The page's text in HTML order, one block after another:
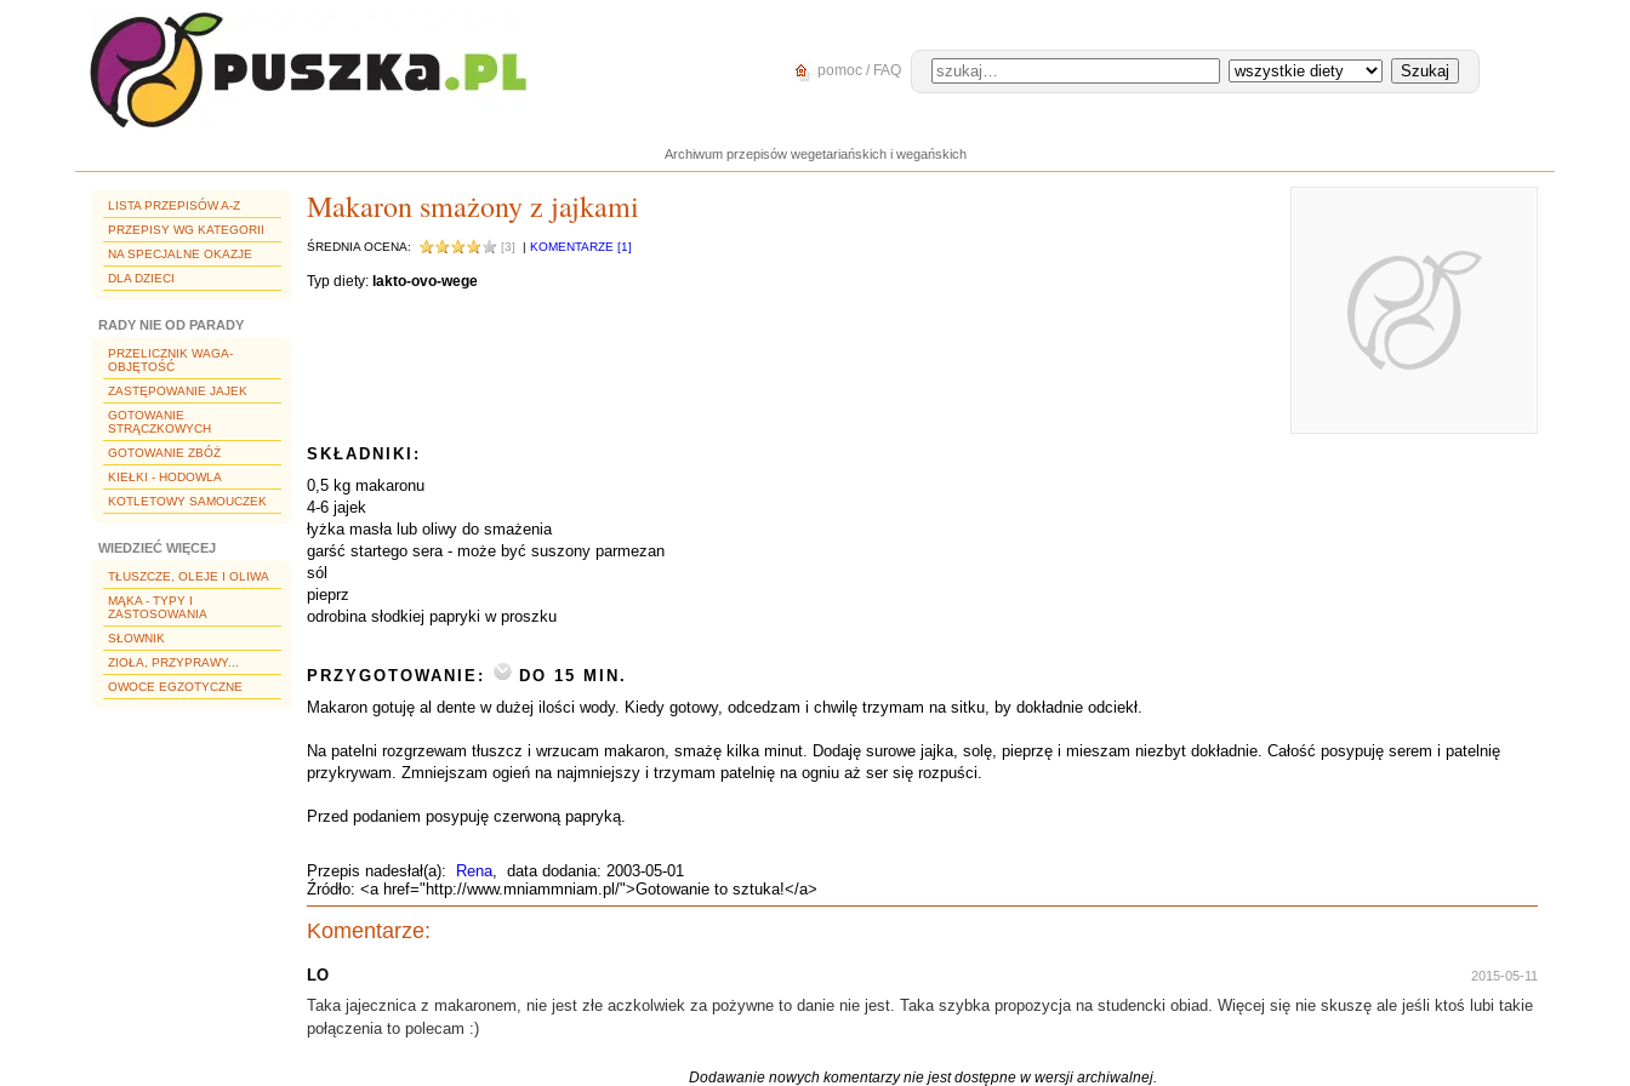
pomoc / FAQ
Archiwum przepisów wegetariańskich i wegańskich
LISTA PRZEPISÓW A-Z
PRZEPISY WG KATEGORII
NA SPECJALNE OKAZJE
DLA DZIECI
RADY NIE OD PARADY
PRZELICZNIK WAGA-
OBJĘTOŚĆ
ZASTĘPOWANIE JAJEK
GOTOWANIE
STRĄCZKOWYCH
GOTOWANIE ZBÓŻ
KIEŁKI - HODOWLA
KOTLETOWY SAMOUCZEK
WIEDZIEĆ WIĘCEJ
TŁUSZCZE, OLEJE I OLIWA
MĄKA - TYPY I
ZASTOSOWANIA
SŁOWNIK
ZIOŁA, PRZYPRAWY...
OWOCE EGZOTYCZNE
Makaron smażony z jajkami
ŚREDNIA OCENA: [3] | KOMENTARZE [1]
Typ diety: lakto-ovo-wege
SKŁADNIKI:
0,5 kg makaronu
4-6 jajek
łyżka masła lub oliwy do smażenia
garść startego sera - może być suszony parmezan
sól
pieprz
odrobina słodkiej papryki w proszku
PRZYGOTOWANIE:
DO 15 MIN.
Makaron gotuję al dente w dużej ilości wody. Kiedy gotowy, odcedzam i chwilę trzymam na sitku, by dokładnie odciekł.
Na patelni rozgrzewam tłuszcz i wrzucam makaron, smażę kilka minut. Dodaję surowe jajka, solę, pieprzę i mieszam niezbyt dokładnie. Całość posypuję serem i patelnię
przykrywam. Zmniejszam ogień na najmniejszy i trzymam patelnię na ogniu aż ser się rozpuści.
Przed podaniem posypuję czerwoną papryką.
Przepis nadesłał(a): Rena, data dodania: 2003-05-01
Źródło: <a href="http://www.mniammniam.pl/">Gotowanie to sztuka!</a>
Komentarze:
LO 2015-05-11
Taka jajecznica z makaronem, nie jest złe aczkolwiek za pożywne to danie nie jest. Taka szybka propozycja na studencki obiad. Więcej się nie skuszę ale jeśli ktoś lubi takie
połączenia to polecam :)
Dodawanie nowych komentarzy nie jest dostępne w wersji archiwalnej.